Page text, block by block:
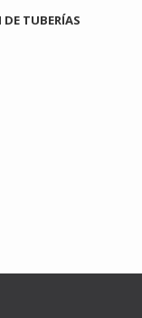
DE TUBERÍAS